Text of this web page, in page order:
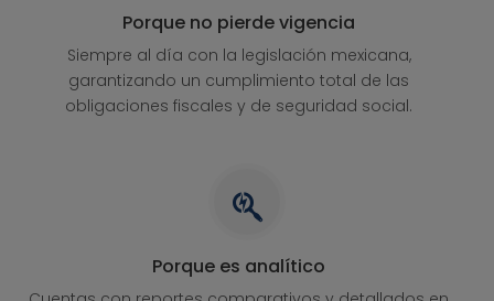
Porque no pierde vigencia
Siempre al día con la legislación mexicana,
garantizando un cumplimiento total de las
obligaciones fiscales y de seguridad social.
Porque es analítico